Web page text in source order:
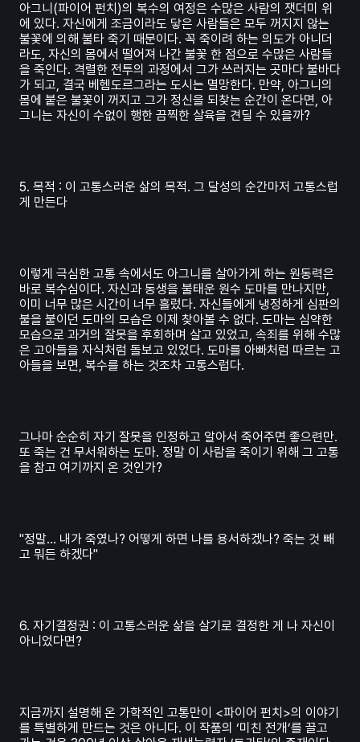
아그니(파이어 펀치)의 복수의 여정은 수많은 사람의 잿더미 위
에 있다. 자신에게 조금이라도 닿은 사람들은 모두 꺼지지 않는
불꽃에 의해 불타 죽기 때문이다. 꼭 죽이려 하는 의도가 아니더
라도, 자신의 몸에서 떨어져 나간 불꽃 한 점으로 수많은 사람들
을 죽인다. 격렬한 전투의 과정에서 그가 쓰러지는 곳마다 불바다
가 되고, 결국 베헴도르그라는 도시는 멸망한다. 만약, 아그니의
몸에 붙은 불꽃이 꺼지고 그가 정신을 되찾는 순간이 온다면, 아
그니는 자신이 수없이 행한 끔찍한 살육을 견딜 수 있을까?
5. 목적 : 이 고통스러운 삶의 목적. 그 달성의 순간마저 고통스럽
게 만든다
이렇게 극심한 고통 속에서도 아그니를 살아가게 하는 원동력은
바로 복수심이다. 자신과 동생을 불태운 원수 도마를 만나지만,
이미 너무 많은 시간이 너무 흘렀다. 자신들에게 냉정하게 심판의
불을 붙이던 도마의 모습은 이제 찾아볼 수 없다. 도마는 심약한
모습으로 과거의 잘못을 후회하며 살고 있었고, 속죄를 위해 수많
은 고아들을 자식처럼 돌보고 있었다. 도마를 아빠처럼 따르는 고
아들을 보면, 복수를 하는 것조차 고통스럽다.
그나마 순순히 자기 잘못을 인정하고 알아서 죽어주면 좋으련만.
또 죽는 건 무서워하는 도마. 정말 이 사람을 죽이기 위해 그 고통
을 참고 여기까지 온 것인가?
"정말... 내가 죽였나? 어떻게 하면 나를 용서하겠나? 죽는 것 빼
고 뭐든 하겠다"
6. 자기결정권 : 이 고통스러운 삶을 살기로 결정한 게 나 자신이
아니었다면?
지금까지 설명해 온 가학적인 고통만이 <파이어 펀치>의 이야기
를 특별하게 만드는 것은 아니다. 이 작품의 ‘미친 전개’를 끌고